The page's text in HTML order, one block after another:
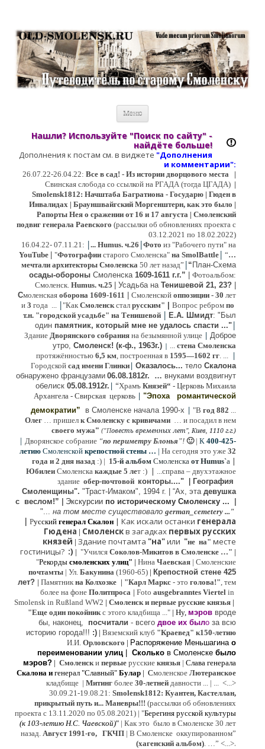
открытки, карты …
Меню
Нашли? Используйте "Поиск по сайту" -
найдёте больше!
Дополнения к постам см. в виджете "Дополнения
и комментарии":
26.07.22-26.04.22: Все в сад! - Из истории дворцового места
|
Свинская слобода со ссылкой на РГАДА (тогда ЦГАДА) |
Smolensk1812: Начштаба Багратиона - Государю | Гюден в
Инвалидах | Брауншвайгский Моргенштерн, как это было |
Рапорты Нея о сражении от 16 и 17 августа | Смоленский
подвиг генерала Раевского (рассылки об обновлениях проекта с
03.12.2021 по 18.02.2022)
16.04.22- 07.11.21: |... Humus. ч.26 |Фото из "Рабочего пути" на
YouTube
"Фотографии старого Смоленска" на SmolBattle | “…
мечтали архитекторы Смоленска 50 лет назад” | “ План-Схема
осады-обороны Смоленска 1609-1611 г.г.”
Фотоальбом:
Смоленск. Humus. ч.25 | Усадьба на Тенишевой 21, 23?
Смоленская оборона 1609-1611 Смоленской оппозиции - 30 лет
и 3 года ... |"Как Смоленскстал русским" Вопрос ребром по
т.н. "городской усадьбе" на Тенишевой | Е.А. Шмидт: "Был
один памятник, который мне не удалось спасти ..." |
Здание Дворянского собрания на безымянной улице | Доброе
утро, Смоленск! (к-ф., 1963г.) | ... стена Смоленска
протяжённостью 6,5 км, построенная в 1595—1602 гг. ... |
Городской сад имени Глинки | Оказалось... тело Скалона
обнаружено французами 06.08.1812г. … внуками воздвигнут
обелиск 05.08.1912г. | “Храмъ Князей“ - Церковь Михаила
Архангела - Свирская церковь | "Эпохаромантической
демократии” в Смоленске начала 1990-х | "В год 882 ...
Олег … пришел к Смоленску с кривичами … и посадил в нем
своего мужа" ("Повесть временных лет", Киев, 1110 г.г.)
| Дворянское собрание “по периметру Блонья”! 🙂| К 400-425-
летию Смоленской крепостной стены … | На сегодня это уже 32
года и 2 дня назад :) | 15-й альбом Смоленска от Humus`a |
Юбилеи Смоленска каждые 5 лет :) | ...справа – двухэтажное
здание обер-почтовой конторы...."
Гeография
Cмоленщины". "Траст-Имаком", 1994 г. “Ах, эта девушка
с веслом!”
Экскурсии по историческому Смоленску ...
"... на том месте существовало german_cemetery ..."
| Русский генерал Скалон | Как искали останки генерала
Гюдена | Смоленскв загадках первых русских
князей | Здание почтамта "на"или "не на" месте
гостиницы? :) | "Учился Соколов-Микитов в Смоленске …" |
"Рекорды смоленских улиц" | Нина Чаевская | Смоленские
почтамты | Ул. Бакунина (1960-65) | Крепостной стене 425
лет? | Памятник на Колхозке | "Карл Маркс - это голова!", тем
более на фоне Политпроса | Foto ausgebranntes Viertel in
Smolensk in Rußland WW2 | Смоленск и первые русские князья |
"Еще один покойникс этого кладбища ..." | Ну, мэров вроде
бы, наконец, посчитали - всего двое их было за всю
историю города!!! :) | Вяземский клуб "Краевед" к150-летию
И.И. Орловского | Распоряжение Меньшагина о
переименовании улиц
Сколько в Смоленске было
мэров? | Смоленски первые русские князья | Слава генерала
Скалона и генерал "Славный" Булар | Смоленское Лютерaнское
кладбище | Митинг более 30-летней давности ... | ... <...>
30.09.21-19.08.21: Smolensk1812: Куантен, Кастеллан,
прикрытый путь и... Маневры!!! (рассылки об обновлениях
проекта с 13.11.2020 по 05.08.2021) | "Берегиня русской культуры
(к 103-летию Н.С. Чаевской)" | Как это было в Смоленске 30 лет
назад. Август 1991-го, ГКЧП | В Смоленске оккупированном”
(хагенский альбом). …” <...>.